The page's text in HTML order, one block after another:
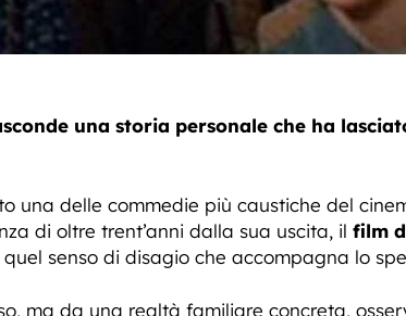
una storia personale che ha
una delle commedie più caustiche del
di oltre trent’anni dalla sua uscita, il film
senso di disagio che accompagna lo
ma da una realtà familiare concreta,